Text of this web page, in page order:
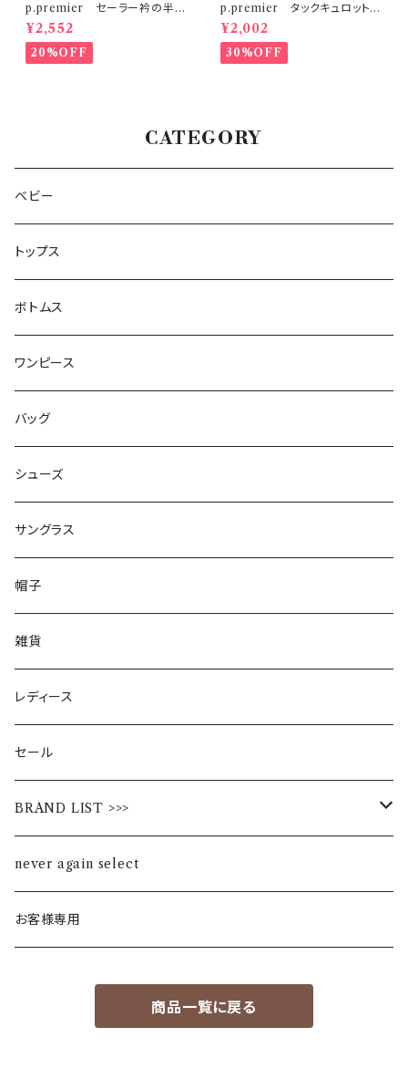
p.premier セーラー衿の半袖
クロップドTシャツ
¥2,552
20%OFF
p.premier タックキュロットハ
ーフパンツ
¥2,002
30%OFF
CATEGORY
ベビー
トップス
ボトムス
ワンピース
バッグ
シューズ
サングラス
帽子
雑貨
レディース
セール
BRAND LIST >>>
ALL STAR
Alohaloha
never again select
お客様専用
商品一覧に戻る